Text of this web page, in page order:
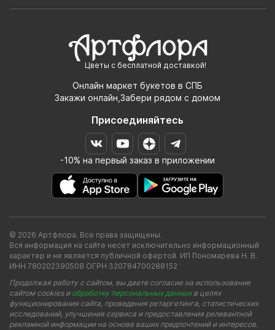
Цветы с бесплатной доставкой!
Онлайн маркет букетов в СПБ
Закажи онлайн,Забери рядом с домом
Присоединяйтесь
-10% на первый заказ в приложении
© 2026 Артфлора. Все права защищены.
Вся информация на сайте несет исключительно информационный
характер и не является публичной офертой. ИП Пономарева Н. В.
ИНН 780202390508 ОГРН 320784700288152
Продолжая работу с сайтом, вы даете согласие на использование
сайтом cookies и обработку персональных данныхв целях
функционирования сайта, проведения ретаргетинга, статистических
исследований, улучшения сервиса и предоставления релевантной
рекламной информации на основе ваших предпочтений и интересов.